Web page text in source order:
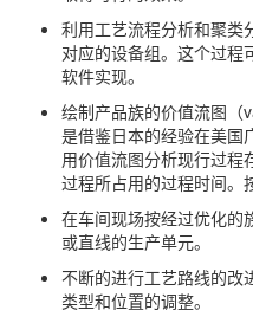
利用工艺流程分析和聚类
对应的设备组。这个过程
软件实现。
绘制产品族的价值流图（
是借鉴日本的经验在美国
用价值流图分析现行过程
过程所占用的过程时间。
在车间现场按经过优化的
或直线的生产单元。
不断的进行工艺路线的改
类型和位置的调整。